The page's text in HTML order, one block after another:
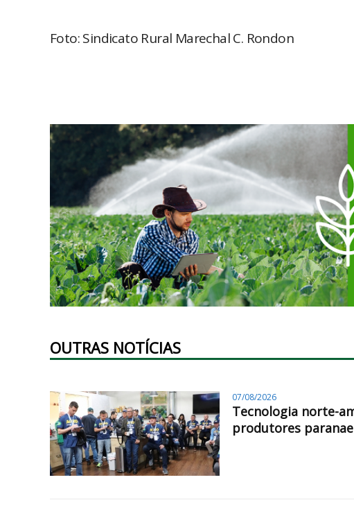
Foto: Sindicato Rural Marechal C. Rondon
OUTRAS NOTÍCIAS
07/08/2026
Tecnologia norte-
produtores